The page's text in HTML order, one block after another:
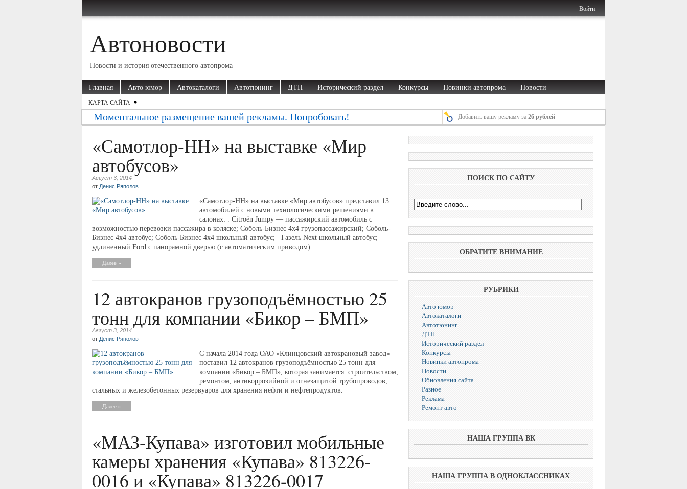
Войти
Автоновости
Новости и история отечественного автопрома
Главная Авто юмор Автокаталоги Автотюнинг ДТП Исторический раздел Конкурсы Новинки автопрома Новости
КАРТА САЙТА
Моментальное размещение вашей рекламы. Попробовать! Добавить вашу рекламу за26 рублей
«Самотлор-НН» на выставке «Мир
автобусов»
Август 3, 2014
от Денис Ряполов
«Самотлор-НН» на выставке «Мир автобусов» представил 13
автомобилей с новыми технологическими решениями в
салонах: . Citroёn Jumpy — пассажирский автомобиль с
возможностью перевозки пассажира в коляске; Coболь-Бизнес 4х4 грузопассажирский; Соболь-
Бизнес 4х4 автобус; Соболь-Бизнес 4х4 школьный автобус; Газель Next школьный автобус;
удлиненный Ford с панорамной дверью (с автоматическим приводом).
Далее »
12 автокранов грузоподъёмностью 25
тонн для компании «Бикор – БМП»
Август 3, 2014
от Денис Ряполов
С начала 2014 года ОАО «Клинцовский автокрановый завод»
поставил 12 автокранов грузоподъёмностью 25 тонн для
компании «Бикор – БМП», которая занимается строительством,
ремонтом, антикоррозийной и огнезащитой трубопроводов,
стальных и железобетонных резервуаров для хранения нефти и нефтепродуктов.
Далее »
«МАЗ-Купава» изготовил мобильные
камеры хранения «Купава» 813226-
0016 и «Купава» 813226-0017
ПОИСК ПО САЙТУ
ОБРАТИТЕ ВНИМАНИЕ
РУБРИКИ
Авто юмор
Автокаталоги
Автотюнинг
ДТП
Исторический раздел
Конкурсы
Новинки автопрома
Новости
Обновления сайта
Разное
Реклама
Ремонт авто
НАША ГРУППА ВК
НАША ГРУППА В ОДНОКЛАССНИКАХ